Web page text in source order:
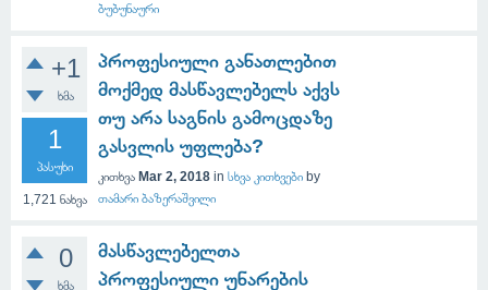
ბუბუნაური
+1
ხმა
1
პასუხი
1,721 ნახვა
პროფესიული განათლებით
მოქმედ მასწავლებელს აქვს
თუ არა საგნის გამოცდაზე
გასვლის უფლება?
კითხვა Mar 2, 2018 in სხვა კითხვები by
თამარი ბაზერაშვილი
0
ხმა
მასწავლებელთა
პროფესიული უნარების